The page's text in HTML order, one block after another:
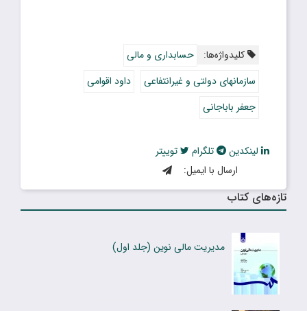
کلیدواژه‌ها:
حسابداری و مالی
سازمانهای دولتی و غیرانتفاعی
داود اقوامی
جعفر باباجانی
لینکدین تلگرام
توییتر
ارسال با ایمیل:
تازه‌های کتاب
مدیریت مالی نوین (جلد اول)